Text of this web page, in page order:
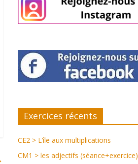
Exercices récents
CE2 > L’île aux multiplications
CM1 > les adjectifs (séance+exercice)